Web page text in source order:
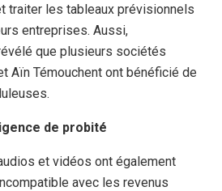
traiter les tableaux prévisionnels
entreprises. Aussi,
que plusieurs sociétés
Aïn Témouchent ont bénéficié de
de probité
et vidéos ont également
avec les revenus